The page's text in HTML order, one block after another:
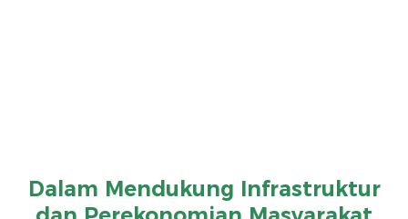
Dalam Mendukung Infrastruktur